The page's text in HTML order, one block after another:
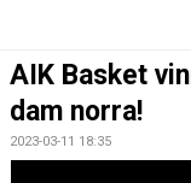
DOKUMENT
AIK Basket
dam norra!
2023-03-11 18:35